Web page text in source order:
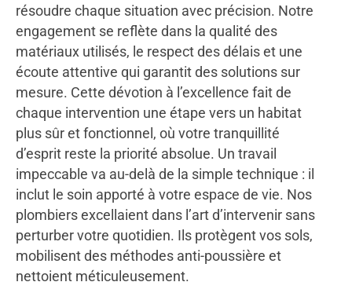
résoudre chaque situation avec précision. Notre
engagement se reflète dans la qualité des
matériaux utilisés, le respect des délais et une
écoute attentive qui garantit des solutions sur
mesure. Cette dévotion à l’excellence fait de
chaque intervention une étape vers un habitat
plus sûr et fonctionnel, où votre tranquillité
d’esprit reste la priorité absolue. Un travail
impeccable va au-delà de la simple technique : il
inclut le soin apporté à votre espace de vie. Nos
plombiers excellaient dans l’art d’intervenir sans
perturber votre quotidien. Ils protègent vos sols,
mobilisent des méthodes anti-poussière et
nettoient méticuleusement.